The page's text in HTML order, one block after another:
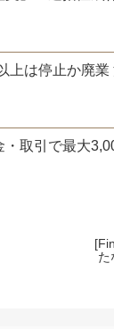
は停止か廃業
取引で最大
た